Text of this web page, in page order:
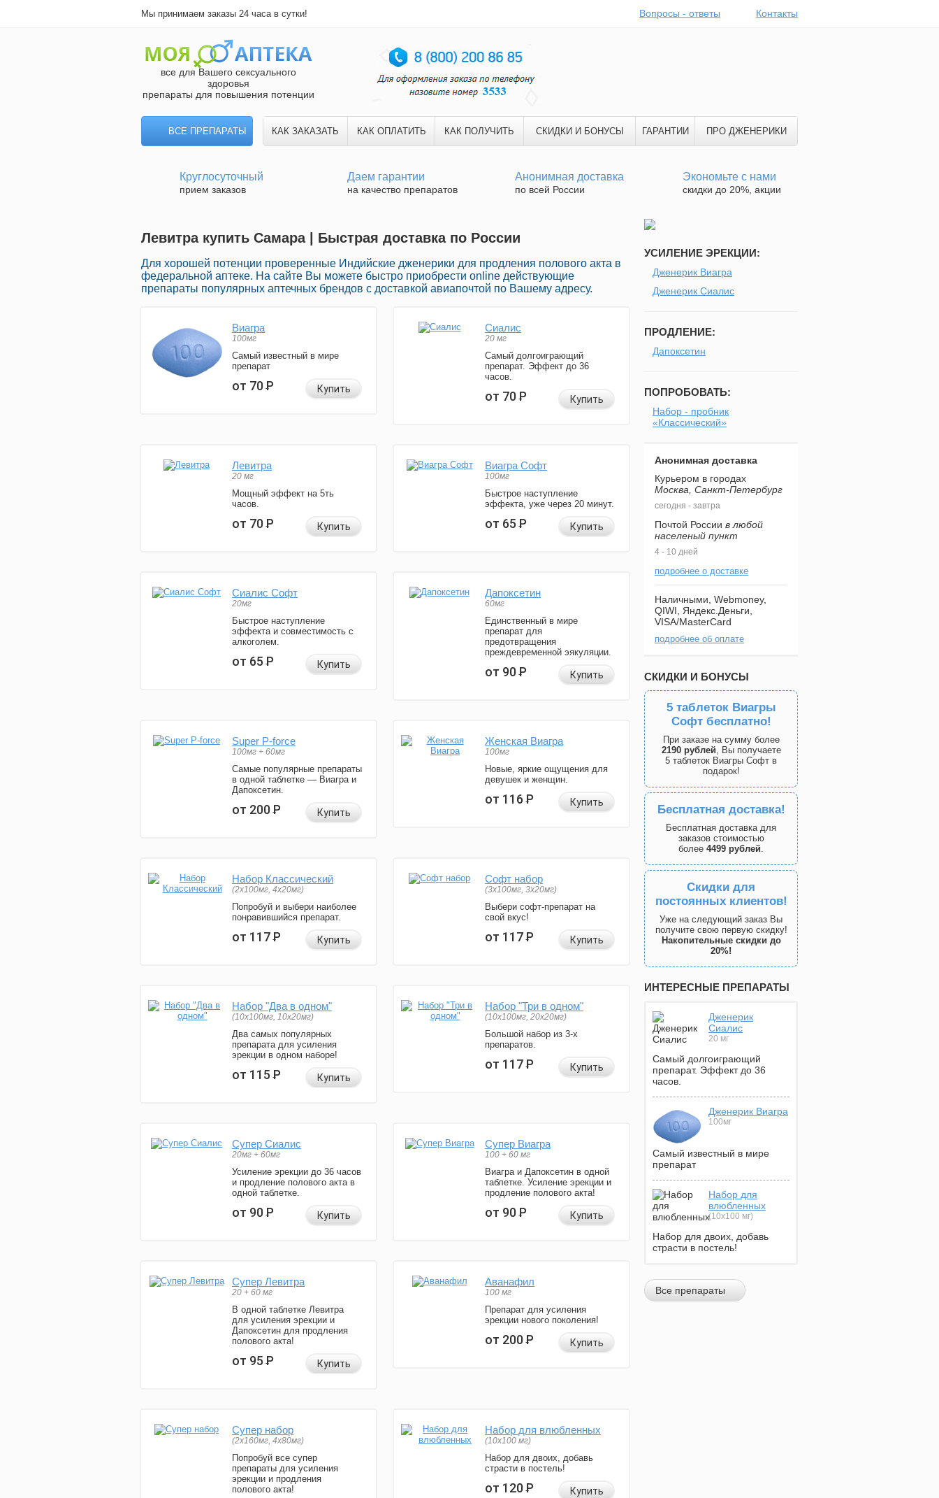
Мы принимаем заказы 24 часа в сутки! Вопросы - ответы Контакты
все для Вашего сексуального
здоровья
препараты для повышения потенции
ВСЕ ПРЕПАРАТЫ КАК ЗАКАЗАТЬ КАК ОПЛАТИТЬ КАК ПОЛУЧИТЬ СКИДКИ И БОНУСЫ ГАРАНТИИ ПРО ДЖЕНЕРИКИ
Круглосуточный
прием заказов
Даем гарантии
на качество препаратов
Анонимная доставка
по всей России
Экономьте с нами
скидки до 20%, акции
Левитра купить Самара | Быстрая доставка по России
Для хорошей потенции проверенные Индийские дженерики для продления полового акта в
федеральной аптеке. На сайте Вы можете быстро приобрести online действующие
препараты популярных аптечных брендов с доставкой авиапочтой по Вашему адресу.
Виагра
100мг
Самый известный в мире
препарат
от 70Р Купить
Сиалис
20 мг
Самый долгоиграющий
препарат. Эффект до 36
часов.
от 70Р Купить
Левитра
20 мг
Мощный эффект на 5ть
часов.
от 70Р Купить
Виагра Софт
100мг
Быстрое наступление
эффекта, уже через 20 минут.
от 65Р Купить
Сиалис Софт
20мг
Быстрое наступление
эффекта и совместимость с
алкоголем.
от 65Р Купить
Дапоксетин
60мг
Единственный в мире
препарат для
предотвращения
преждевременной эякуляции.
от 90Р Купить
Super P-force
100мг + 60мг
Самые популярные препараты
в одной таблетке — Виагра и
Дапоксетин.
от 200Р Купить
Женская Виагра
100мг
Новые, яркие ощущения для
девушек и женщин.
от 116Р Купить
Набор Классический
(2x100мг, 4x20мг)
Попробуй и выбери наиболее
понравившийся препарат.
от 117Р Купить
Софт набор
(3x100мг, 3x20мг)
Выбери софт-препарат на
свой вкус!
от 117Р Купить
Набор "Два в одном"
(10x100мг, 10x20мг)
Два самых популярных
препарата для усиления
эрекции в одном наборе!
от 115Р Купить
Набор "Три в одном"
(10x100мг, 20x20мг)
Большой набор из 3-х
препаратов.
от 117Р Купить
Супер Сиалис
20мг + 60мг
Усиление эрекции до 36 часов
и продление полового акта в
одной таблетке.
от 90Р Купить
Супер Виагра
100 + 60 мг
Виагра и Дапоксетин в одной
таблетке. Усиление эрекции и
продление полового акта!
от 90Р Купить
Супер Левитра
20 + 60 мг
В одной таблетке Левитра
для усиления эрекции и
Дапоксетин для продления
полового акта!
от 95Р Купить
Аванафил
100 мг
Препарат для усиления
эрекции нового поколения!
от 200Р Купить
Супер набор
(2х160мг, 4х80мг)
Попробуй все супер
препараты для усиления
эрекции и продления
полового акта!
Набор для влюбленных
(10х100 мг)
Набор для двоих, добавь
страсти в постель!
от 120Р Купить
УСИЛЕНИЕ ЭРЕКЦИИ:
Дженерик Виагра
Дженерик Сиалис
ПРОДЛЕНИЕ:
Дапоксетин
ПОПРОБОВАТЬ:
Набор - пробник
«Классический»
Анонимная доставка
Курьером в городах
Москва, Санкт-Петербург
сегодня - завтра
Почтой России в любой
населеный пункт
4 - 10 дней
подробнее о доставке
Наличными, Webmoney,
QIWI, Яндекс.Деньги,
VISA/MasterCard
подробнее об оплате
СКИДКИ И БОНУСЫ
5 таблеток Виагры
Софт бесплатно!
При заказе на сумму более
2190 рублей, Вы получаете
5 таблеток Виагры Софт в
подарок!
Бесплатная доставка!
Бесплатная доставка для
заказов стоимостью
более 4499 рублей.
Скидки для
постоянных клиентов!
Уже на следующий заказ Вы
получите свою первую скидку!
Накопительные скидки до
20%!
ИНТЕРЕСНЫЕ ПРЕПАРАТЫ
Дженерик
Сиалис
20 мг
Самый долгоиграющий
препарат. Эффект до 36
часов.
Дженерик Виагра
100мг
Самый известный в мире
препарат
Набор для
влюбленных
(10х100 мг)
Набор для двоих, добавь
страсти в постель!
Все препараты